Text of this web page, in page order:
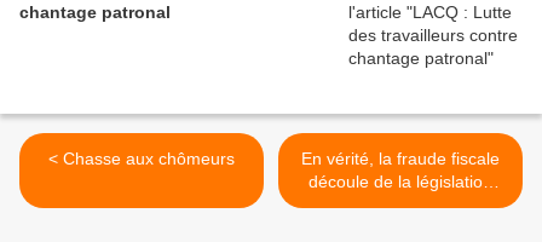
chantage patronal
< Chasse aux chômeurs
En vérité, la fraude fiscale
découle de la législation
européenne elle-même ! >